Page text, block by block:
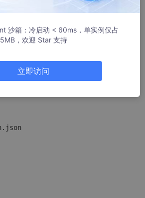
出现这个问题，完整报错是:
"https://registry
-1
沙箱：冷启动 < 60ms，单实例仅占
5MB，欢迎 Star 支持
立即访问